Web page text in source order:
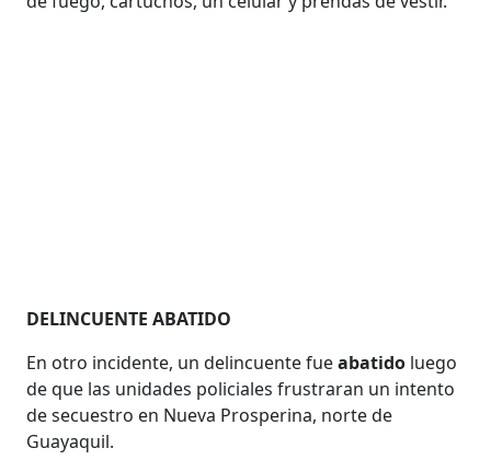
DELINCUENTE ABATIDO
En otro incidente, un delincuente fueabatido luego
de que las unidades policiales frustraran un intento
de secuestro en Nueva Prosperina, norte de
Guayaquil.